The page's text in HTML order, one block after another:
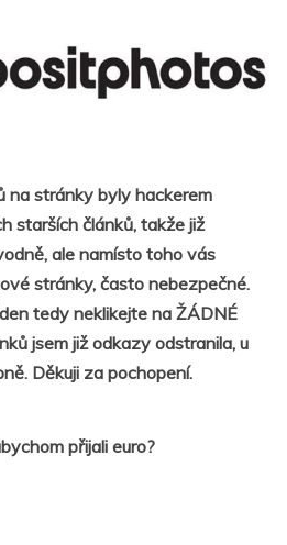
na stránky byly hackerem
starších článků, takže již
ale namísto toho vás
stránky, často nebezpečné.
tedy neklikejte na ŽÁDNÉ
jsem již odkazy odstranila, u
Děkuji za pochopení.
přijali euro?